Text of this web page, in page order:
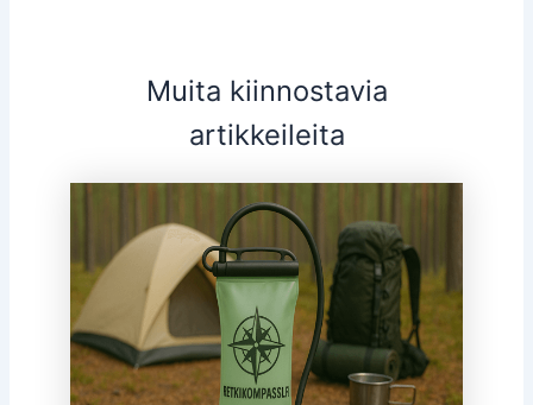
Muita kiinnostavia
artikkeileita